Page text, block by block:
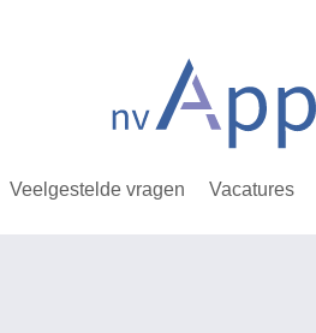
Veelgestelde vragen Vacatures